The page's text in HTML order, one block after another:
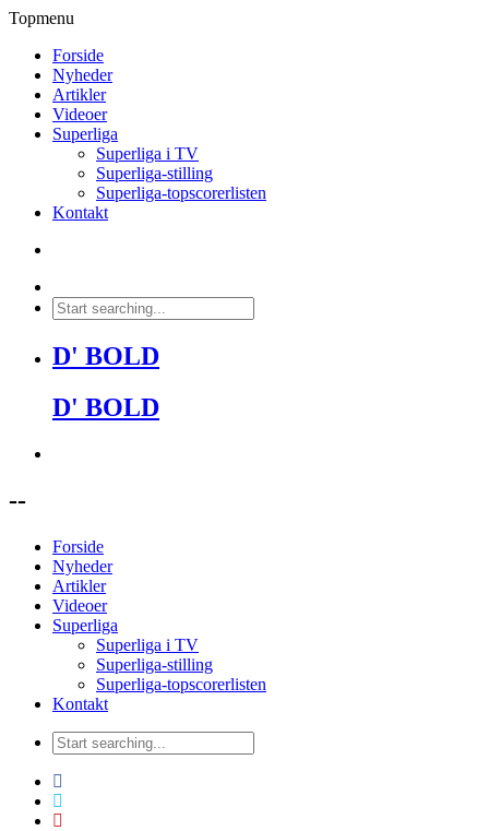
Topmenu
Forside
Nyheder
Artikler
Videoer
Superliga
Superliga i TV
Superliga-stilling
Superliga-topscorerlisten
Kontakt
D' BOLD
D' BOLD
--
Forside
Nyheder
Artikler
Videoer
Superliga
Superliga i TV
Superliga-stilling
Superliga-topscorerlisten
Kontakt